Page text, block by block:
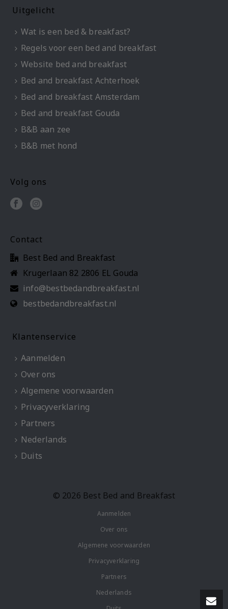
Uitgelicht
Wat is een bed & breakfast?
Regels voor een bed and breakfast
Website bed and breakfast
Bed and breakfast Achterhoek
Bed and breakfast Amsterdam
Bed and breakfast Gouda
B&B aan zee
B&B met hond
Volg ons
Contact
Best Bed and Breakfast
Krugerlaan 82 2806 EL Gouda
info@bestbedandbreakfast.nl
bestbedandbreakfast.nl
Klantenservice
Aanmelden
Over ons
Algemene voorwaarden
Privacyverklaring
Partners
Nederlands
Duits
© 2026 Best Bed and Breakfast
Aanmelden
Over ons
Algemene voorwaarden
Privacyverklaring
Partners
Nederlands